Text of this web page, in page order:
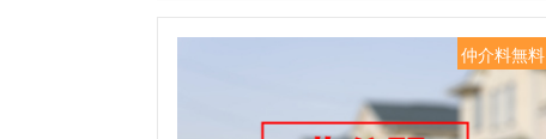
仲介料無料